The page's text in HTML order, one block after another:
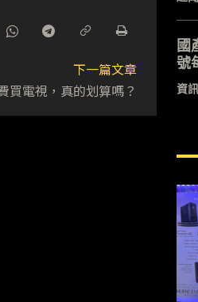
下一篇文章
買電視，真的划算嗎？
國
號
資